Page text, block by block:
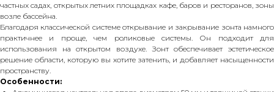
частных садах, открытых летних площадках кафе, баров и ресторанов, зоны
возле бассейна.
Благодаря классической системе открывание и закрывание зонта намного
практичнее и проще, чем роликовые системы. Он подходит для
использования на открытом воздухе. Зонт обеспечивает эстетическое
решение области, которую вы хотите затенить, и добавляет насыщенности
пространству.
Особенности: